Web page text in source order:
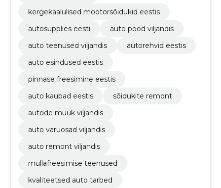
kergekaalulised mootorsõidukid eestis
autosupplies eesti
auto pood viljandis
auto teenused viljandis
autorehvid eestis
auto esindused eestis
pinnase freesimine eestis
auto kaubad eestis
sõidukite remont
autode müük viljandis
auto varuosad viljandis
auto remont viljandis
mullafreesimise teenused
kvaliteetsed auto tarbed